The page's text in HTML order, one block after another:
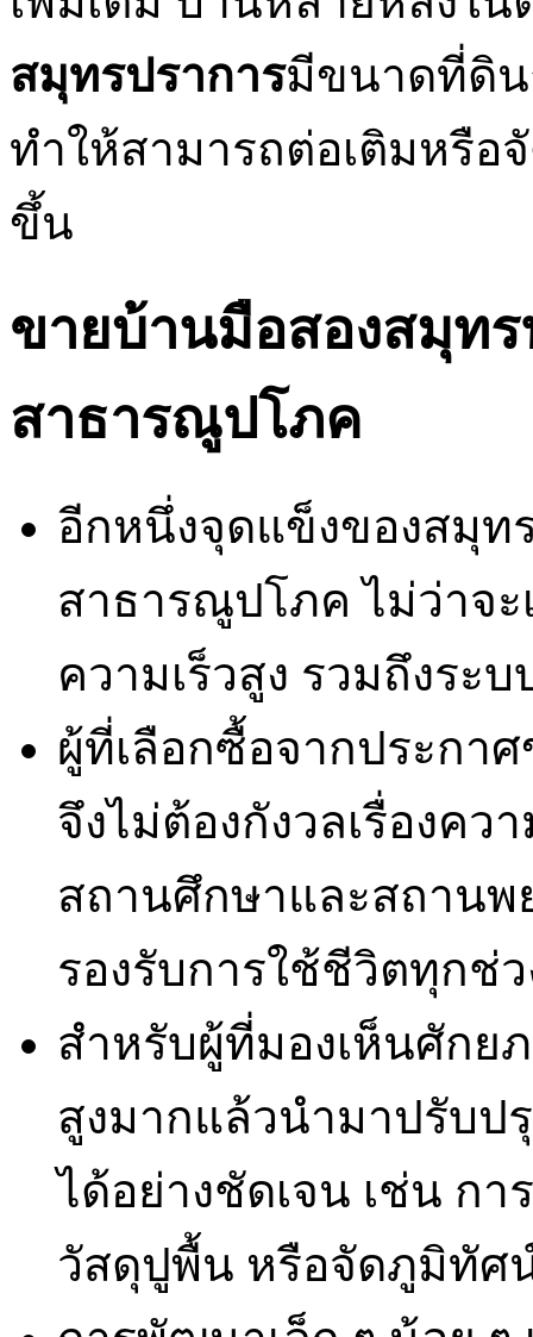
สมุทรปราการมีขนาดที่ดิน
ทำให้สามารถต่อเติมหรื
ขึ้น
ขายบ้านมือสองสมุท
สาธารณูปโภค
อีกหนึ่งจุดแข็งของสมุท
สาธารณูปโภค ไม่ว่าจะ
ความเร็วสูง รวมถึงร
ผู้ที่เลือกซื้อจากประกา
จึงไม่ต้องกังวลเรื่องค
สถานศึกษาและสถานพ
รองรับการใช้ชีวิตทุกช่ว
สำหรับผู้ที่มองเห็นศักย
สูงมากแล้วนำมาปรับป
ได้อย่างชัดเจน เช่น ก
วัสดุปูพื้น หรือจัดภูมิทัศ